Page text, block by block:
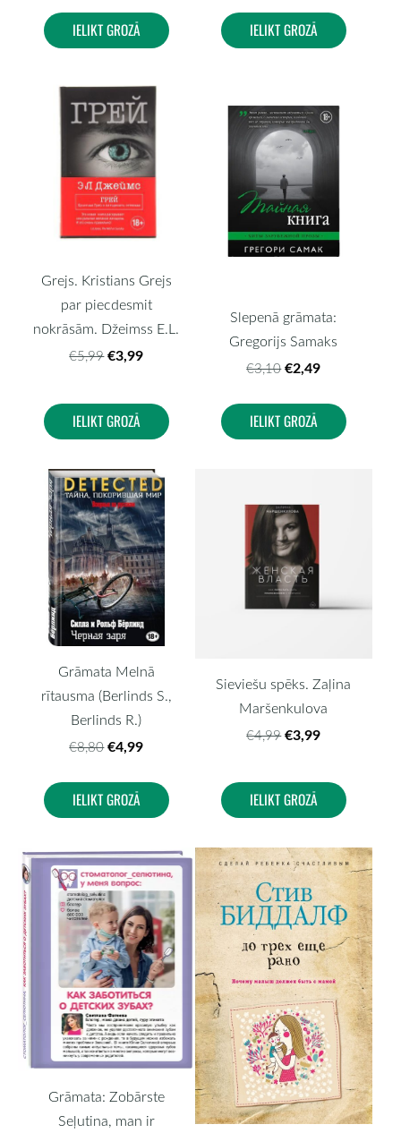
IELIKT GROZĀ IELIKT GROZĀ
Grejs. Kristians Grejs
par piecdesmit
nokrāsām. Džeimss E.L.
€5,99 €3,99
IELIKT GROZĀ
Slepenā grāmata:
Gregorijs Samaks
€3,10 €2,49
IELIKT GROZĀ
Grāmata Melnā
rītausma (Berlinds S.,
Berlinds R.)
€8,80 €4,99
IELIKT GROZĀ
Sieviešu spēks. Zaļina
Maršenkulova
€4,99 €3,99
IELIKT GROZĀ
Grāmata: Zobārste
Seļutina, man ir